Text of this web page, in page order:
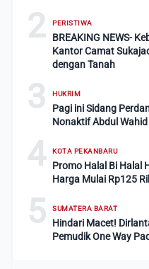
2 PERISTIWA
BREAKING NEWS-
Kantor Camat
dengan Tanah
3 HUKRIM
Pagi ini Sidang
Nonaktif Abdul Wahid
4 KOTA PEKANBARU
Promo Halal Bi Halal
Harga Mulai Rp125
5 SUMATERA BARAT
Hindari Macet!
Pemudik One Way